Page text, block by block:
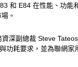
和 E84 在性能、功能
。
深副總裁 Steve
功耗要求，並為聯網